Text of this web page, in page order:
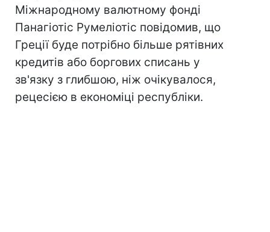
Міжнародному валютному фонді
Панагіотіс Румеліотіс повідомив, що
Греції буде потрібно більше рятівних
кредитів або боргових списань у
зв'язку з глибшою, ніж очікувалося,
рецесією в економіці республіки.